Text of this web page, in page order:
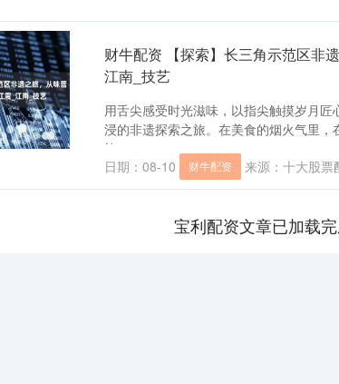
财牛配资 【探索】长三角示范区非
江南_技艺
用舌尖感受时光滋味，以指尖触摸岁月
浸的非遗探索之旅。在美食的烟火气里
旅....
日期：08-10
财牛配资 来源：十大股票
宝利配资文章已加载